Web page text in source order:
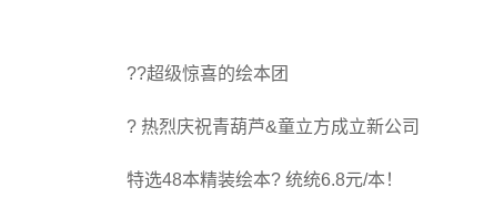
??超级惊喜的绘本团
? 热烈庆祝青葫芦&童立方成立新公司
特选48本精装绘本? 统统6.8元/本！